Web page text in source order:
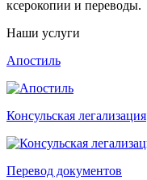
ксерокопии и переводы.
Наши услуги
Апостиль
Консульская легализация
Перевод документов